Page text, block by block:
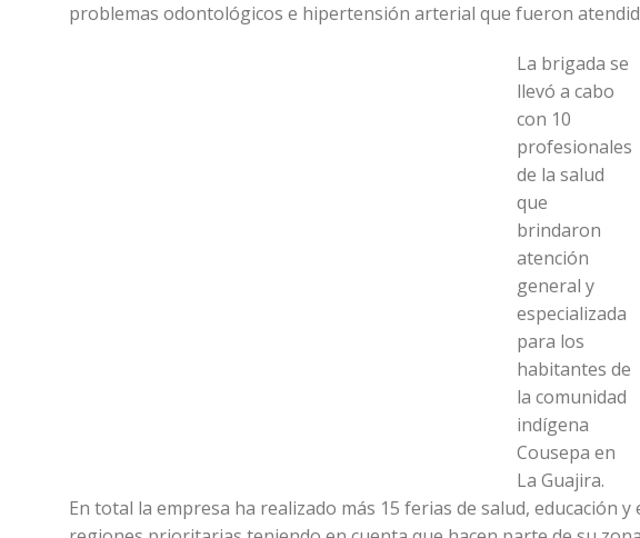
problemas odontológicos e hipertensión arterial que fueron
La brigada se
llevó a cabo
con 10
profesionales
de la salud
que
brindaron
atención
general y
especializada
para los
habitantes de
la comunidad
indígena
Cousepa en
La Guajira.
En total la empresa ha realizado más 15 ferias de salud, educación